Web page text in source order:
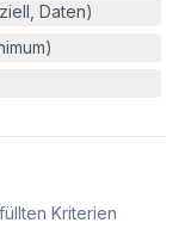
Daten)
Kriterien